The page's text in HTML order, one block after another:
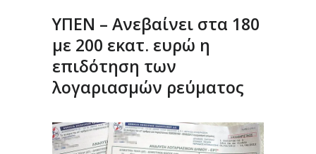
ΥΠΕΝ – Ανεβαίνει στα 180
με 200 εκατ. ευρώ η
επιδότηση των
λογαριασμών ρεύματος